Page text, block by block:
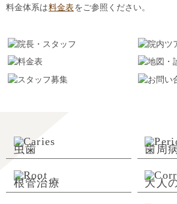
料金体系は料金表をご参照ください。
虫歯 歯周
根管治療 大人